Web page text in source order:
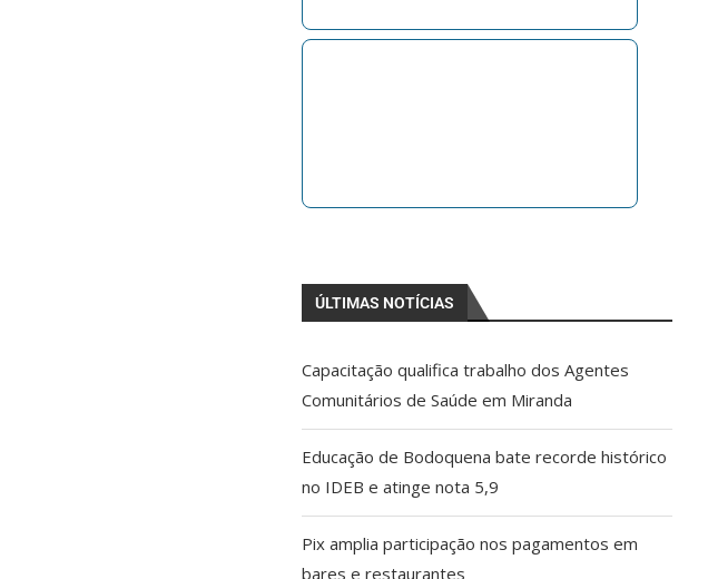
ÚLTIMAS NOTÍCIAS
Capacitação qualifica trabalho dos Agentes
Comunitários de Saúde em Miranda
Educação de Bodoquena bate recorde histórico
no IDEB e atinge nota 5,9
Pix amplia participação nos pagamentos em
bares e restaurantes